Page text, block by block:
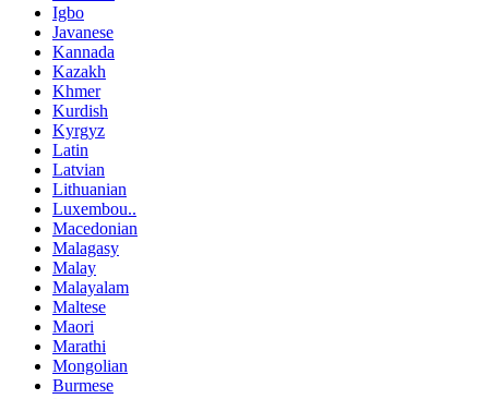
Igbo
Javanese
Kannada
Kazakh
Khmer
Kurdish
Kyrgyz
Latin
Latvian
Lithuanian
Luxembou..
Macedonian
Malagasy
Malay
Malayalam
Maltese
Maori
Marathi
Mongolian
Burmese